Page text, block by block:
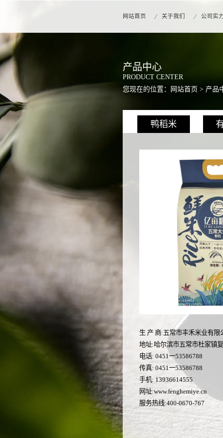
网站首页 关于我们 公司实
产品中心
PRODUCT CENTER
您现在的位置：
网站首页 > 产品
鸭稻米
生 产 商:五常市丰禾米业有限
地址:哈尔滨市五常市杜家镇
电话: 0451一53586788
传真: 0451一53586788
手机: 13936614555
网址:www.fenghemiye.cn
服务热线:400-0670-767